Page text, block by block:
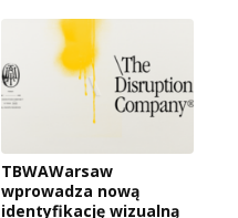
TBWAWarsaw
wprowadza nową
identyfikację wizualną